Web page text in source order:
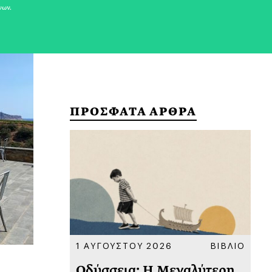
ΠΡΟΣΦΑΤΑ ΑΡΘΡΑ
ΚΟΙΝΩΝΙΑ 1 ΑΥΓΟΥΣΤΟΥ 2026 ΒΙΒΛΙΟ